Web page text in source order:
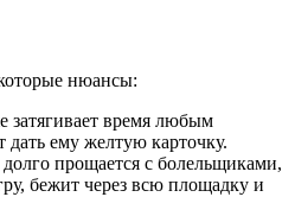
нюансы:
затягивает время любым
дать ему желтую карточку.
прощается с болельщиками,
бежит через всю площадку и